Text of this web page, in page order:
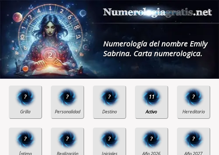
Numerología del nombre Emily
Sabrina. Carta numerologica.
? ? ? 11 ?
? ? ? ? ?